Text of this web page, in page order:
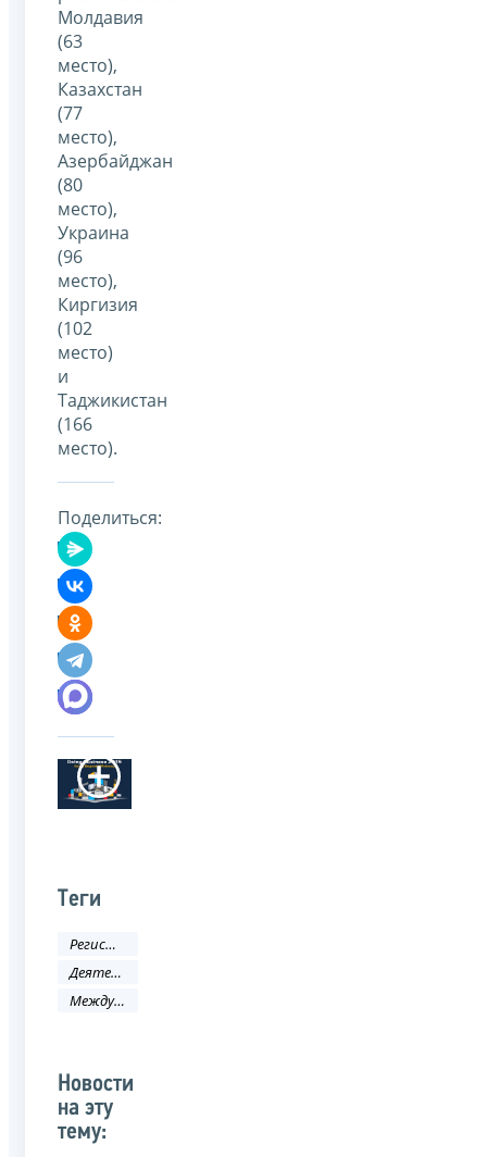
Молдавия
(63
место),
Казахстан
(77
место),
Азербайджан
(80
место),
Украина
(96
место),
Киргизия
(102
место)
и
Таджикистан
(166
место).
Поделиться:
Теги
Регистрация
Деятельность ФНС
Международное сотрудничество
Новости
на эту
тему: